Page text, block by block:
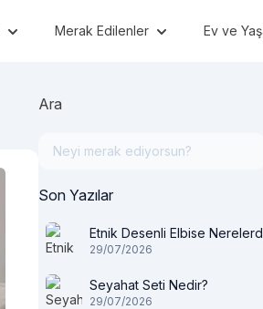
Merak Edilenler Ev ve
Ara
Son Yazılar
Etnik Desenli Elbise
29/07/2026
Seyahat Seti Nedir?
29/07/2026